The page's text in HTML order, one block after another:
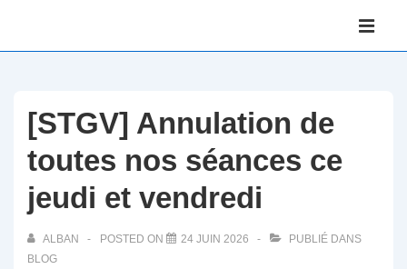
principal
Main
[STGV] Annulation de
toutes nos séances ce
jeudi et vendredi
ALBAN POSTED ON 24 JUIN 2026
PUBLIÉ DANS
BLOG